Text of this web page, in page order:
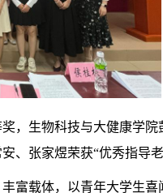
，生物科技与大健康学
、张家煜荣获“优秀指导老
富载体，以青年大学生